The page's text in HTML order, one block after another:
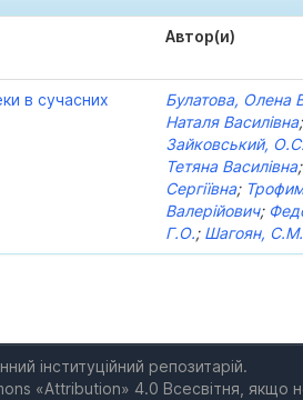
Автор(и)
в сучасних
Булатова, Олена
Наталя Василівна;
Зайковський, О.С.
Тетяна Василівна;
Сергіївна;
Валерійович;
Г.О.; Шагоян, С.М.
інституційний репозитарій.
«Attribution» 4.0 Всесвітня, якщо